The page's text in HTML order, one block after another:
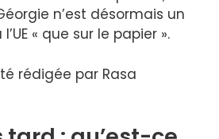
n’est désormais un
« que sur le papier ».
rédigée par Rasa